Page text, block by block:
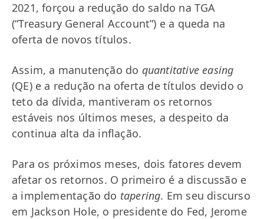
2021, forçou a redução do saldo na TGA
(“Treasury General Account”) e a queda na
oferta de novos títulos.
Assim, a manutenção do quantitative easing
(QE) e a redução na oferta de títulos devido o
teto da dívida, mantiveram os retornos
estáveis nos últimos meses, a despeito da
continua alta da inflação.
Para os próximos meses, dois fatores devem
afetar os retornos. O primeiro é a discussão e
a implementação do tapering. Em seu discurso
em Jackson Hole, o presidente do Fed, Jerome